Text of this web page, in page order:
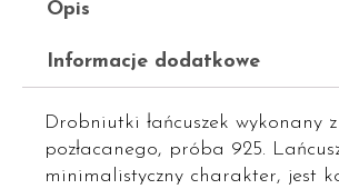
Opis
Informacje dodatkowe
Drobniutki łańcuszek wykonany
pozłacanego, próba 925.
minimalistyczny charakter, jest